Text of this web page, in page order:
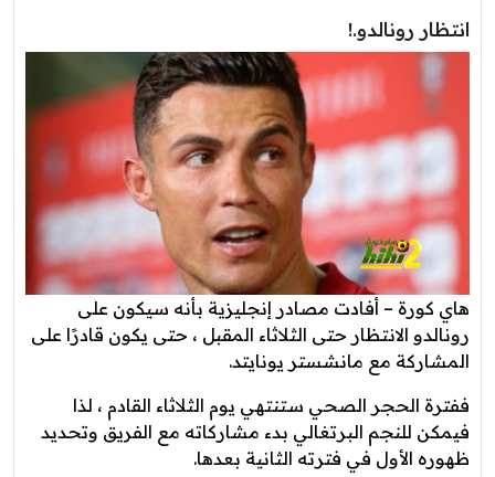
انتظار رونالدو.!
هاي كورة – أفادت مصادر إنجليزية بأنه سيكون على
رونالدو الانتظار حتى الثلاثاء المقبل ، حتى يكون قادرًا على
المشاركة مع مانشستر يونايتد.
ففترة الحجر الصحي ستنتهي يوم الثلاثاء القادم ، لذا
فيمكن للنجم البرتغالي بدء مشاركاته مع الفريق وتحديد
ظهوره الأول في فترته الثانية بعدها.